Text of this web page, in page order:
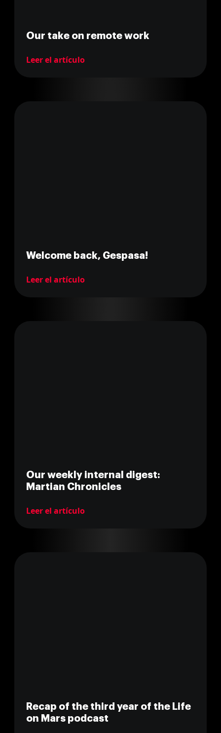
Our take on remote work
Leer el artículo
Welcome back, Gespasa!
Leer el artículo
Our weekly internal digest:
Martian Chronicles
Leer el artículo
Recap of the third year of the Life
on Mars podcast